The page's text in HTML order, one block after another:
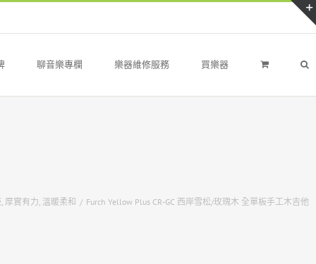
聊音樂專欄 樂器維修服務 買樂器
, 厚實有力, 溫暖柔和 / Furch Yellow Plus CR-GC 西岸雪松/玫瑰木 全單板手工木吉他